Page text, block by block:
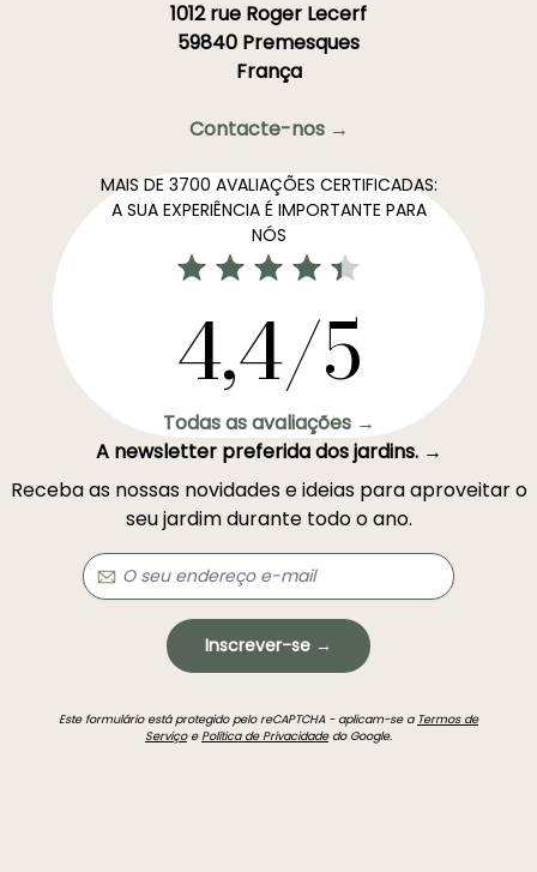
1012 rue Roger Lecerf
59840 Premesques
França
Contacte-nos →
MAIS DE 3700 AVALIAÇÕES CERTIFICADAS:
A SUA EXPERIÊNCIA É IMPORTANTE PARA
NÓS
4,4/5
Todas as avaliações →
A newsletter preferida dos jardins. →
Receba as nossas novidades e ideias para aproveitar o
seu jardim durante todo o ano.
Inscrever-se →
Este formulário está protegido pelo reCAPTCHA - aplicam-se a Termos de
ServiçoePolítica de Privacidadedo Google.